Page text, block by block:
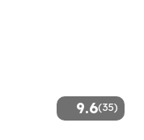
9.6(35)